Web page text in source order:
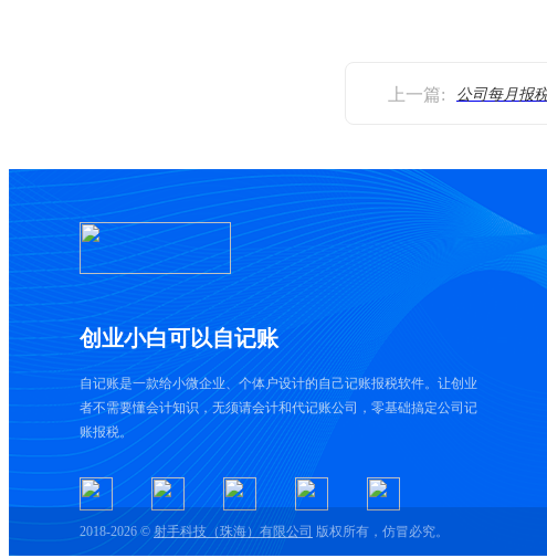
上一篇: 公司每月报
创业小白可以自记账
自记账是一款给小微企业、个体户设计的自己记账报税软件。让创业
者不需要懂会计知识，无须请会计和代记账公司，零基础搞定公司记
账报税。
2018-2026 © 射手科技（珠海）有限公司 版权所有，仿冒必究。